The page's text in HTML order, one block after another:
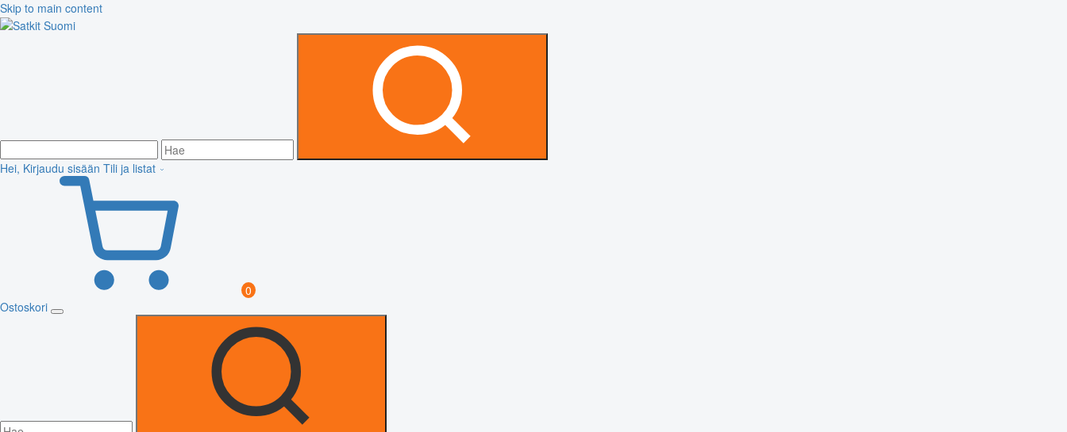
Skip to main content
Hei, Kirjaudu sisään Tili ja listat
0
Ostoskori